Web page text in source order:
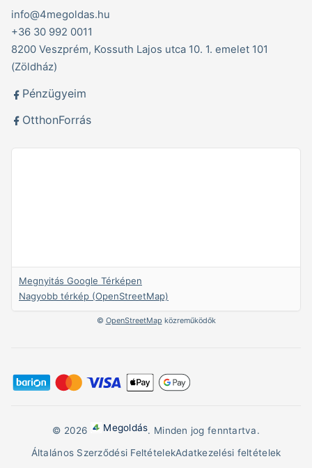
info@4megoldas.hu
+36 30 992 0011
8200 Veszprém, Kossuth Lajos utca 10. 1. emelet 101
(Zöldház)
Pénzügyeim
OtthonForrás
Megnyitás Google Térképen
Nagyobb térkép (OpenStreetMap)
© OpenStreetMap közreműködők
© 2026 Megoldás. Minden jog fenntartva.
Általános Szerződési FeltételekAdatkezelési feltételek